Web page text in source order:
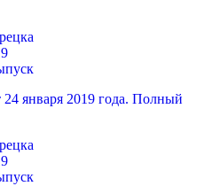
января 2019 года. Полный